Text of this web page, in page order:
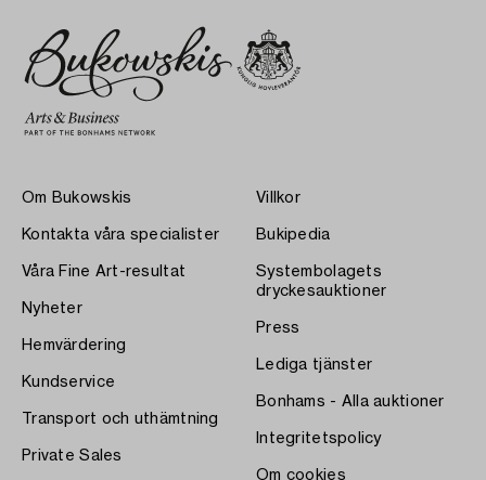
Om Bukowskis
Kontakta våra specialister
Våra Fine Art-resultat
Nyheter
Hemvärdering
Kundservice
Transport och uthämtning
Private Sales
Villkor
Bukipedia
Systembolagets
dryckesauktioner
Press
Lediga tjänster
Bonhams - Alla auktioner
Integritetspolicy
Om cookies